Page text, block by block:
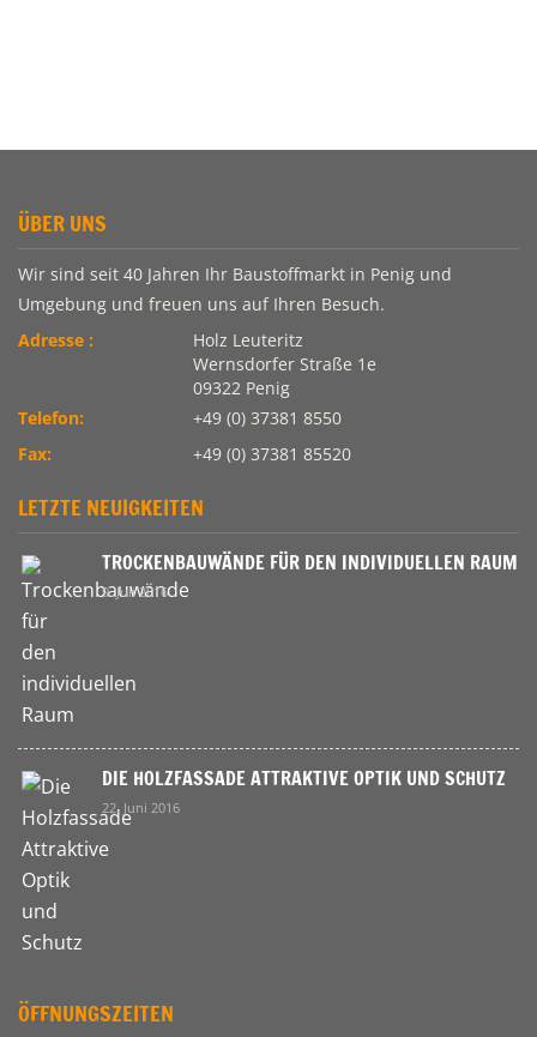
ÜBER UNS
Wir sind seit 40 Jahren Ihr Baustoffmarkt in Penig und
Umgebung und freuen uns auf Ihren Besuch.
Adresse :
Holz Leuteritz
Wernsdorfer Straße 1e
09322 Penig
Telefon:
+49 (0) 37381 8550
Fax:
+49 (0) 37381 85520
LETZTE NEUIGKEITEN
TROCKENBAUWÄNDE FÜR DEN INDIVIDUELLEN RAUM
9. Juli 2016
DIE HOLZFASSADE ATTRAKTIVE OPTIK UND SCHUTZ
22. Juni 2016
ÖFFNUNGSZEITEN